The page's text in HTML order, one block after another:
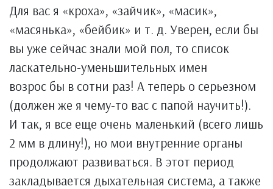
Для вас я «кроха», «зайчик», «масик»,
«масянька», «бейбик» и т. д. Уверен, если бы
вы уже сейчас знали мой пол, то список
ласкательно-уменьшительных имен
возрос бы в сотни раз! А теперь о серьезном
(должен же я чему-то вас с папой научить!).
И так, я все еще очень маленький (всего лишь
2 мм в длину!), но мои внутренние органы
продолжают развиваться. В этот период
закладывается дыхательная система, а также